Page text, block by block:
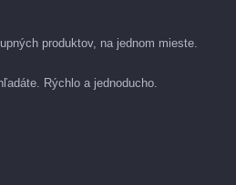
produktov, na jednom mieste.
Rýchlo a jednoducho.